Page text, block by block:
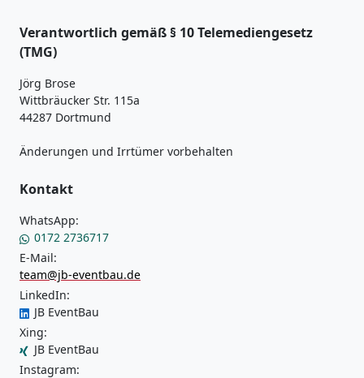
Verantwortlich gemäß § 10 Telemediengesetz
(TMG)
Jörg Brose
Wittbräucker Str. 115a
44287 Dortmund
Änderungen und Irrtümer vorbehalten
Kontakt
WhatsApp:
0172 2736717
E-Mail:
team@jb-eventbau.de
LinkedIn:
JB EventBau
Xing:
JB EventBau
Instagram: